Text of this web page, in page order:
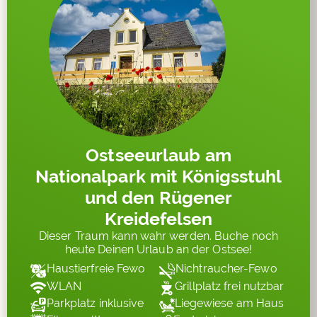
Ostseeurlaub am
Nationalpark mit Königsstuhl
und den Rügener
Kreidefelsen
Dieser Traum kann wahr werden. Buche noch
heute Deinen Urlaub an der Ostsee!
Haustierfreie Fewo
WLAN
Parkplatz inklusive
Nichtraucher-Fewo
Grillplatz frei nutzbar
Liegewiese am Haus